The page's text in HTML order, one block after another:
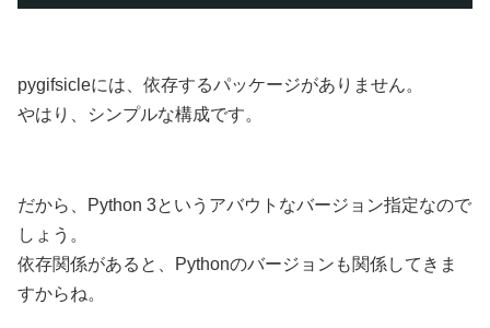
pygifsicleには、依存するパッケージがありません。
やはり、シンプルな構成です。
だから、Python 3というアバウトなバージョン指定なので
しょう。
依存関係があると、Pythonのバージョンも関係してきま
すからね。